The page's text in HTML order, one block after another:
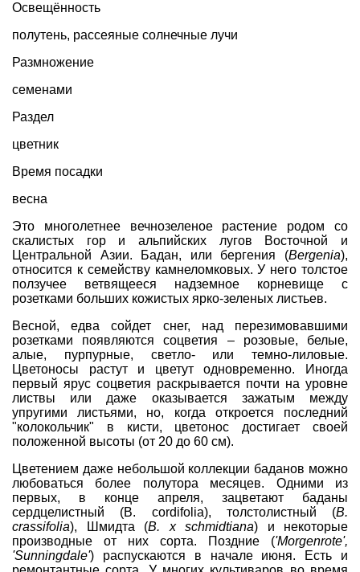
Освещённость
полутень, рассеяные солнечные лучи
Размножение
семенами
Раздел
цветник
Время посадки
весна
Это многолетнее вечнозеленое растение родом со
скалистых гор и альпийских лугов Восточной и
Центральной Азии. Бадан, или бергения (Bergenia),
относится к семейству камнеломковых. У него толстое
ползучее ветвящееся надземное корневище с
розетками больших кожистых ярко-зеленых листьев.
Весной, едва сойдет снег, над перезимовавшими
розетками появляются соцветия – розовые, белые,
алые, пурпурные, светло- или темно-лиловые.
Цветоносы растут и цветут одновременно. Иногда
первый ярус соцветия раскрывается почти на уровне
листвы или даже оказывается зажатым между
упругими листьями, но, когда откроется последний
"колокольчик" в кисти, цветонос достигает своей
положенной высоты (от 20 до 60 см).
Цветением даже небольшой коллекции баданов можно
любоваться более полутора месяцев. Одними из
первых, в конце апреля, зацветают баданы
сердцелистный (B. cordifolia), толстолистный (B.
crassifolia), Шмидта (B. х schmidtiana) и некоторые
производные от них сорта. Поздние ('Morgenrote',
'Sunningdale') распускаются в начале июня. Есть и